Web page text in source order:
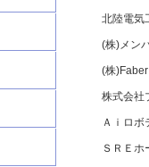
北陸電気
(株)メン
(株
株式会社
Ａｉロボ
ＳＲＥホ